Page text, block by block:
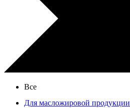
Все
Для масложировой продукции